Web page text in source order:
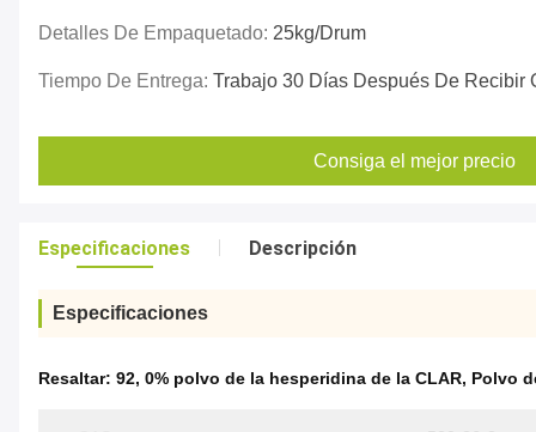
Detalles De Empaquetado: 25kg/drum
Tiempo De Entrega: Trabajo 30 Días Después De Recibir
Consiga el mejor precio
Especificaciones Descripción
Especificaciones
Resaltar: 92, 0% polvo de la hesperidina de la CLAR, Polvo